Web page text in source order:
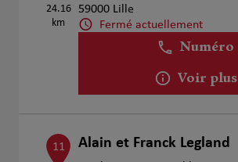
24.16
km
59000 Lille
Fermé actuellement
Numéro
Voir plus
11 Alain et Franck Legland